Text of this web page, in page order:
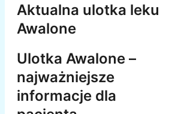
Aktualna ulotka leku
Awalone
Ulotka Awalone –
najważniejsze
informacje dla